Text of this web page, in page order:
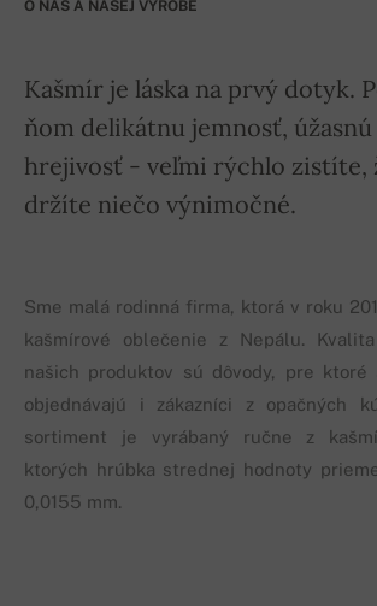
O NÁS A NAŠEJ VÝROBE
Kašmír je láska na prvý dotyk.
ňom delikátnu jemnosť,
hrejivosť - veľmi rýchlo zistíte,
držíte niečo výnimočné.
Sme malá rodinná firma, ktorá v roku
kašmírové oblečenie z Nepálu.
našich produktov sú dôvody, pre ktoré
objednávajú i zákazníci z opačných
sortiment je vyrábaný ručne z
ktorých hrúbka strednej hodnoty
0,0155 mm.